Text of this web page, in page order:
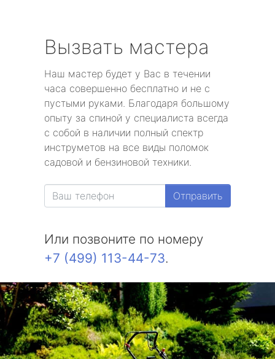
Вызвать мастера
Наш мастер будет у Вас в течении
часа совершенно бесплатно и не с
пустыми руками. Благодаря большому
опыту за спиной у специалиста всегда
с собой в наличии полный спектр
инструметов на все виды поломок
садовой и бензиновой техники.
Отправить
Или позвоните по номеру
+7 (499) 113-44-73.